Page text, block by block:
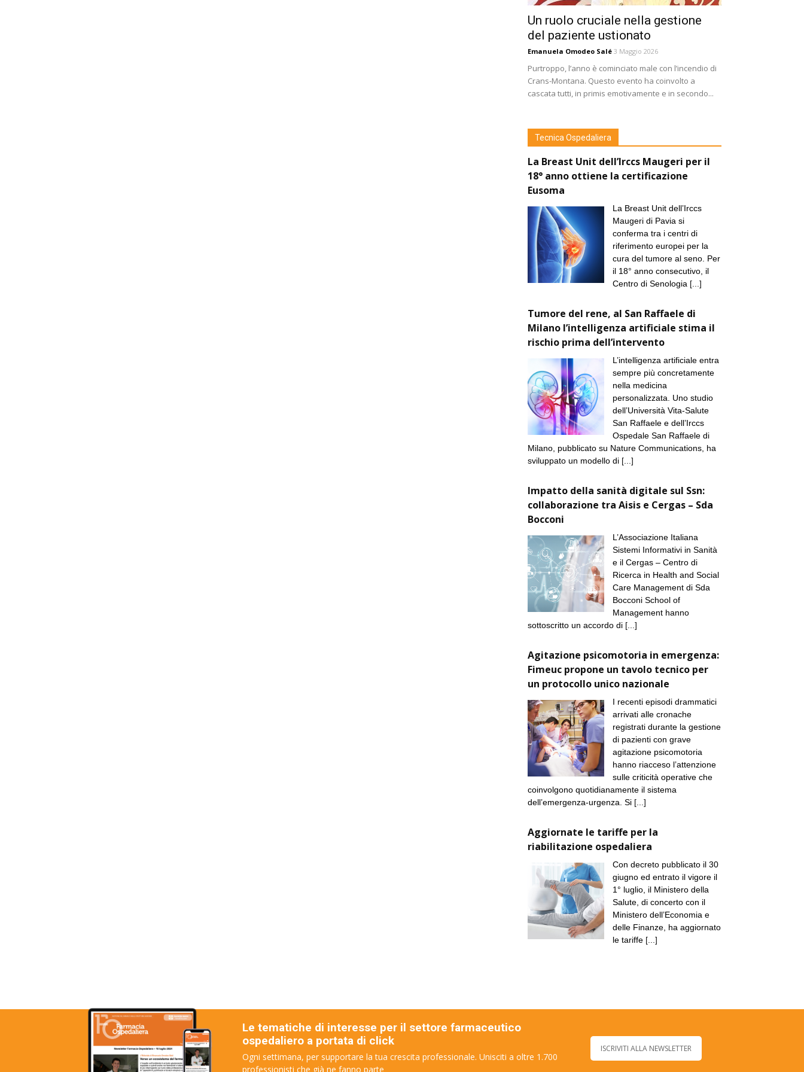
Un ruolo cruciale nella gestione
del paziente ustionato
Emanuela Omodeo Salé 3 Maggio 2026
Purtroppo, l’anno è cominciato male con l’incendio di
Crans-Montana. Questo evento ha coinvolto a
cascata tutti, in primis emotivamente e in secondo...
Tecnica Ospedaliera
La Breast Unit dell’Irccs Maugeri per il
18° anno ottiene la certificazione
Eusoma
La Breast Unit dell’Irccs
Maugeri di Pavia si
conferma tra i centri di
riferimento europei per la
cura del tumore al seno. Per
il 18° anno consecutivo, il
Centro di Senologia [...]
Tumore del rene, al San Raffaele di
Milano l’intelligenza artificiale stima il
rischio prima dell’intervento
L’intelligenza artificiale entra
sempre più concretamente
nella medicina
personalizzata. Uno studio
dell’Università Vita-Salute
San Raffaele e dell’Irccs
Ospedale San Raffaele di
Milano, pubblicato su Nature Communications, ha
sviluppato un modello di [...]
Impatto della sanità digitale sul Ssn:
collaborazione tra Aisis e Cergas – Sda
Bocconi
L’Associazione Italiana
Sistemi Informativi in Sanità
e il Cergas – Centro di
Ricerca in Health and Social
Care Management di Sda
Bocconi School of
Management hanno
sottoscritto un accordo di [...]
Agitazione psicomotoria in emergenza:
Fimeuc propone un tavolo tecnico per
un protocollo unico nazionale
I recenti episodi drammatici
arrivati alle cronache
registrati durante la gestione
di pazienti con grave
agitazione psicomotoria
hanno riacceso l’attenzione
sulle criticità operative che
coinvolgono quotidianamente il sistema
dell’emergenza-urgenza. Si [...]
Aggiornate le tariffe per la
riabilitazione ospedaliera
Con decreto pubblicato il 30
giugno ed entrato il vigore il
1° luglio, il Ministero della
Salute, di concerto con il
Ministero dell’Economia e
delle Finanze, ha aggiornato
le tariffe [...]
Le tematiche di interesse per il settore farmaceutico
ospedaliero a portata di click
Ogni settimana, per supportare la tua crescita professionale. Unisciti a oltre 1.700
professionisti che già ne fanno parte
ISCRIVITI ALLA NEWSLETTER